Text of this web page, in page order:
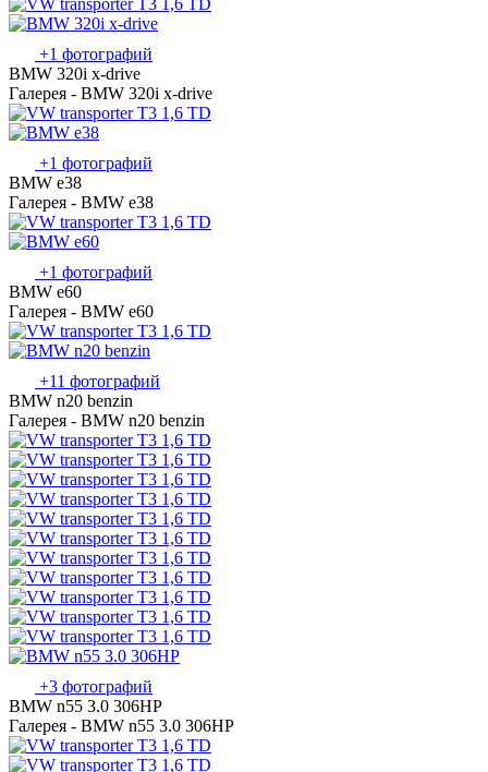
+1 фотографий
BMW 320i x-drive
Галерея - BMW 320i x-drive
+1 фотографий
BMW e38
Галерея - BMW e38
+1 фотографий
BMW e60
Галерея - BMW e60
+11 фотографий
BMW n20 benzin
Галерея - BMW n20 benzin
+3 фотографий
BMW n55 3.0 306HP
Галерея - BMW n55 3.0 306HP